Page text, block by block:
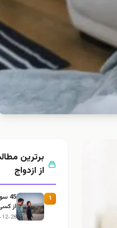
برترین
از ازدواج
1
45
از
12-28